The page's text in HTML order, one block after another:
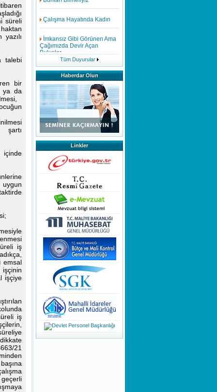
süreli
talebi
bir
ya da
şartı
içinde
iş
emsal
işçiye
iş
21
Çalışma Hayatında Kadın
İmkansız Gibi Görünen Ama
Çağımızda Devir Açan
Buluşlar
Mükemmelliğin
Modellenmesi
Evsel Katı Atık Tarife Raporu
Hazırlanmasında Dikkat
Edilmesi Gerekenler
Bağış ve Yardımlar
İç Kontrol Neden Önemlidir
Hizmetiçi Eğitim
Faaliyetlerimiz Tüm Hızıyla
Devam Etmektedir,Göstermiş
Olduğunuz Yoğun İlgiden
Dolayı Teşekkür Eder Saygılar
Sunarız.
EĞİTİMDE FARKINDALIK
MEMURLARIN ÜCRETSİZ
İZİN HAKLARI
KAMUOYUNA
DUYURULUR!
Teknoloji ile Şekillenen Yeni
Dinamik Olmanın Önemi
Olarak Nefes Farkındalığı
Tüm Duyurular
Haberdar Olun
Linkler